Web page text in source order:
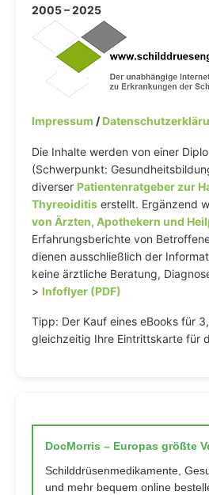
2005 – 2025
Impressum /
Die Inhalte werden von einer
(Schwerpunkt:
diverser Patientenratgeber zur
Thyreoiditis erstellt. Ergänzend
von Ärzten, Apothekern und
Erfahrungsberichte von
dienen ausschließlich der
keine ärztliche Beratung,
> Infoflyer (PDF)
Tipp: Der Kauf eines eBooks für
gleichzeitig Ihre Eintrittskarte für
DocMorris – Europas größte
Schilddrüsenmedikamente,
und mehr bequem online